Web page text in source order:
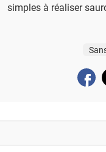
simples à réaliser